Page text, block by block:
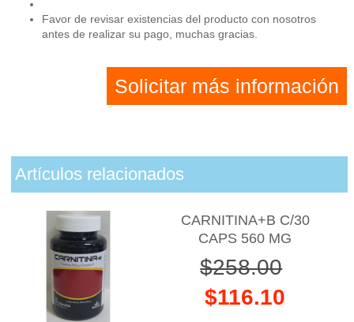
Favor de revisar existencias del producto con nosotros
antes de realizar su pago, muchas gracias.
Solicitar más información
Artículos relacionados
CARNITINA+B C/30
CAPS 560 MG
$258.00
$116.10